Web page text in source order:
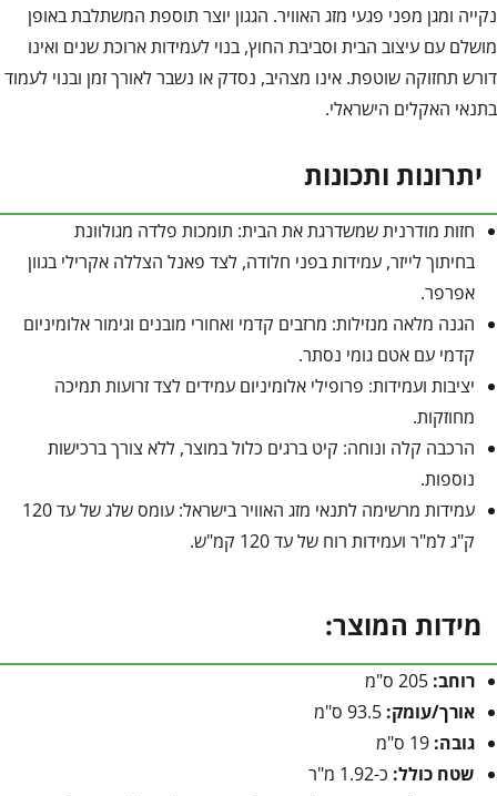
נקייה ומגן מפני פגעי מזג האוויר. הגגון יוצר תוספת המשתלבת באופן
מושלם עם עיצוב הבית וסביבת החוץ, בנוי לעמידות ארוכת שנים ואינו
דורש תחזוקה שוטפת. אינו מצהיב, נסדק או נשבר לאורך זמן ובנוי לעמוד
בתנאי האקלים הישראלי.
יתרונות ותכונות
חזות מודרנית שמשדרגת את הבית: תומכות פלדה מגולוונת
בחיתוך לייזר, עמידות בפני חלודה, לצד פאנל הצללה אקרילי בגוון
אפרפר.
הגנה מלאה מנזילות: מרזבים קדמי ואחורי מובנים וגימור אלומיניום
קדמי עם אטם גומי נסתר.
יציבות ועמידות: פרופילי אלומיניום עמידים לצד זרועות תמיכה
מחוזקות.
הרכבה קלה ונוחה: קיט ברגים כלול במוצר, ללא צורך ברכישות
נוספות.
עמידות מרשימה לתנאי מזג האוויר בישראל: עומס שלג של עד 120
ק"ג למ"ר ועמידות רוח של עד 120 קמ"ש.
מידות המוצר:
רוחב:
אורך/עומק:
גובה:
שטח כולל: כ-1.92 מ"ר